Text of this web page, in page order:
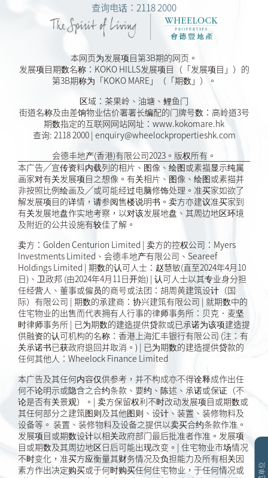
查询电话：2118 2000
本网页为发展项目第3B期的网页。
发展项目期数名称：KOKO HILLS发展项目（「发展项目」）的
第3B期称为「KOKO MARE」（「期数」）。
区域：茶果岭、油塘、鲤鱼门
街道名称及由差饷物业估价署署长编配的门牌号数：高岭道3号
期数指定的互联网网站网址：www.kokomare.hk
查询: 2118 2000 | enquiry@wheelockpropertieshk.com
会德丰地产(香港)有限公司2023。版权所有。
本广告╱宣传资料内载列的相片、图像、绘图或素描显示纯属
画家对有关发展项目之想像。有关相片、图像、绘图或素描并
非按照比例绘画及╱或可能经过电脑修饰处理。准买家如欲了
解发展项目的详情，请参阅售楼说明书。卖方亦建议准买家到
有关发展地盘作实地考察，以对该发展地盘、其周边地区环境
及附近的公共设施有较佳了解。
卖方：Golden Centurion Limited | 卖方的控权公司：Myers
Investments Limited、会德丰地产有限公司、Seareef
Holdings Limited | 期数的认可人士：赵慧敏(直至2024年4月10
日)、卫政邦 (由2024年4月11日开始) | 认可人士以其专业身分担
任经营人、董事或僱员的商号或法团：胡周黄建筑设计（国
际）有限公司 | 期数的承建商：协兴建筑有限公司 | 就期数中的
住宅物业的出售而代表拥有人行事的律师事务所：贝克．麦坚
时律师事务所 | 已为期数的建造提供贷款或已承诺为该项建造提
供融资的认可机构的名称：香港上海汇丰银行有限公司 (注：有
关承诺书已获政府退回并取消。) | 已为期数的建造提供贷款的
任何其他人：Wheelock Finance Limited
本广告及其任何内容仅供参考，并不构成亦不得诠释成作出任
何不论明示或隐含之合约条款、要约、陈述、承诺或保证（不
论是否有关景观）。| 卖方保留权利不时改动发展项目或期数或
其任何部分之建筑图则及其他图则、设计、装置、装修物料及
设备等。 装置、装修物料及设备之提供以卖买合约条款作准。
发展项目或期数设计以相关政府部门最后批准者作准。发展项
目或期数及其周边地区日后可能出现改变。| 住宅物业市场情况
不时变化，准买方应衡量其财务情况及负担能力及所有相关因
素方作出决定购买或于何时购买任何住宅物业，于任何情况或